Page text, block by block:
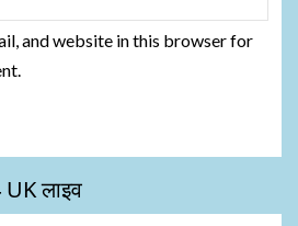
and website in this browser for
लाइव